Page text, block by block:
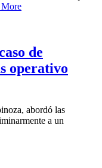
More
de
operativo
abordó las
a un